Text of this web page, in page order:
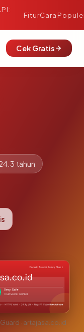
FiturCara
Cek Gratis
tahun
· artajasa.co.id